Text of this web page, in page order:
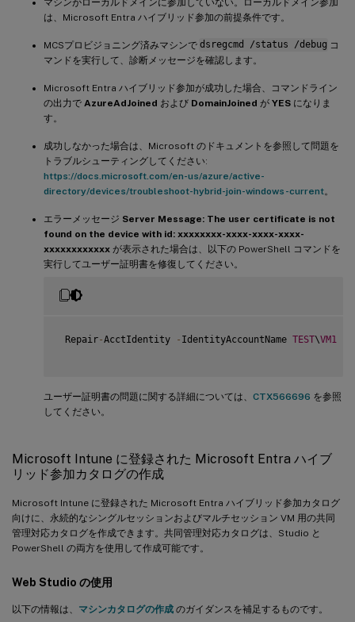
は、Microsoft Entra ハイブリッド参加の前提条件です。
MCSプロビジョニング済みマシンで dsregcmd /status /debug コ
マンドを実行して、診断メッセージを確認します。
Microsoft Entra ハイブリッド参加が成功した場合、コマンドライン
の出力で AzureAdJoined および DomainJoined が YES になりま
す。
成功しなかった場合は、Microsoft のドキュメントを参照して問題を
トラブルシューティングしてください:
https://docs.microsoft.com/en-us/azure/active-
directory/devices/troubleshoot-hybrid-join-windows-current。
エラーメッセージ Server Message: The user certificate is not
found on the device with id: xxxxxxxx-xxxx-xxxx-xxxx-
xxxxxxxxxxxx が表示された場合は、以下の PowerShell コマンドを
実行してユーザー証明書を修復してください。
Repair-AcctIdentity - IdentityAccountName TEST\VM1
ユーザー証明書の問題に関する詳細については、 CTX566696 を参照
してください。
Microsoft Intune に登録された Microsoft Entra ハイブ
リッド参加カタログの作成
Microsoft Intune に登録された Microsoft Entra ハイブリッド参加カタログ
向けに、永続的なシングルセッションおよびマルチセッション VM 用の共同
管理対応カタログを作成できます。共同管理対応カタログは、Studio と
PowerShell の両方を使用して作成可能です。
Web Studio の使用
以下の情報は、 マシンカタログの作成 のガイダンスを補足するものです。